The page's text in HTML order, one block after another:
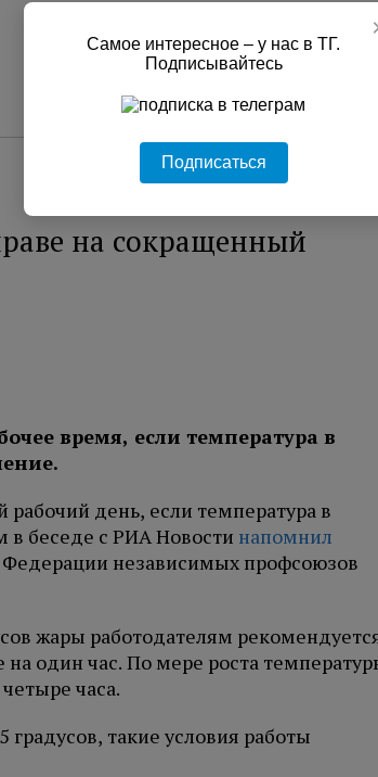
на сокращенный
время, если температура в
день, если температура в
в беседе с РИА Новости напомнил
Федерации независимых профсоюзов
жары работодателям
один час. По мере роста
часа.
такие условия работы
Самое интересное – у нас в ТГ.
Подписывайтесь
Подписаться